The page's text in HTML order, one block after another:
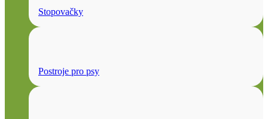
Stopovačky
Postroje pro psy